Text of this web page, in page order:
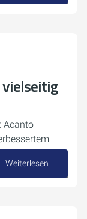
Acanto
Weiterlesen